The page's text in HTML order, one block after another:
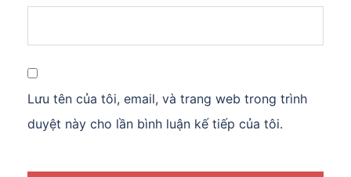
Lưu tên của tôi, email, và trang web trong trình
duyệt này cho lần bình luận kế tiếp của tôi.